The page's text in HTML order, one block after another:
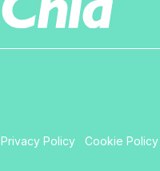
Privacy Policy
Cookie Policy